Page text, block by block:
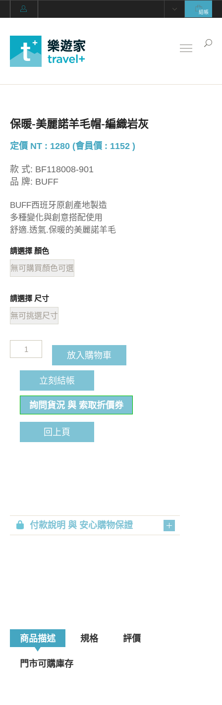
結帳
保暖-美麗諾羊毛帽-編織岩灰
定價 NT : 1280 (會員價 : 1152 )
款 式: BF118008-901
品 牌: BUFF
BUFF西班牙原創產地製造
多種變化與創意搭配使用
舒適.透氣.保暖的美麗諾羊毛
請選擇 顏色
無可購買顏色可選
請選擇 尺寸
無可挑選尺寸
放入購物車
立刻結帳
詢問貨況 與 索取折價券
回上頁
付款說明 與 安心購物保證
商品描述 規格 評價
門市可購庫存